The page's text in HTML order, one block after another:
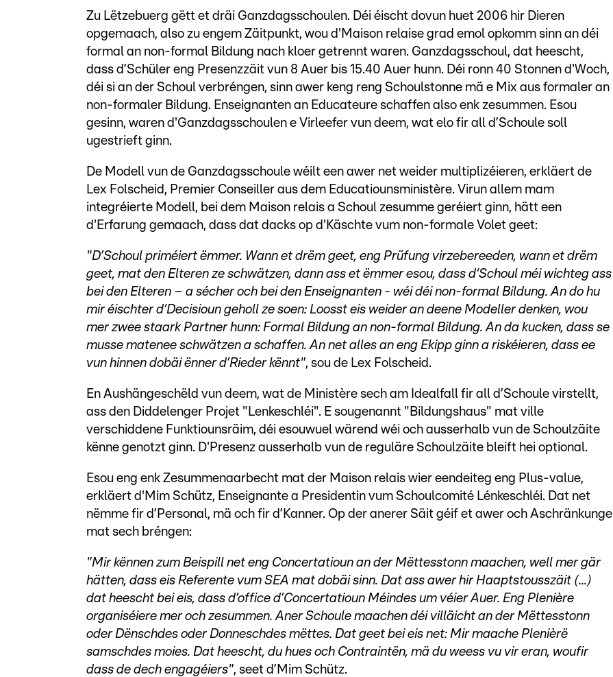
Zu Lëtzebuerg gëtt et dräi Ganzdagsschoulen. Déi éischt dovun huet 2006 hir Dieren
opgemaach, also zu engem Zäitpunkt, wou d'Maison relaise grad emol opkomm sinn an déi
formal an non-formal Bildung nach kloer getrennt waren. Ganzdagsschoul, dat heescht,
dass d’Schüler eng Presenzzäit vun 8 Auer bis 15.40 Auer hunn. Déi ronn 40 Stonnen d'Woch,
déi si an der Schoul verbréngen, sinn awer keng reng Schoulstonne mä e Mix aus formaler an
non-formaler Bildung. Enseignanten an Educateure schaffen also enk zesummen. Esou
gesinn, waren d'Ganzdagsschoulen e Virleefer vun deem, wat elo fir all d’Schoule soll
ugestrieft ginn.
De Modell vun de Ganzdagsschoule wéilt een awer net weider multiplizéieren, erkläert de
Lex Folscheid, Premier Conseiller aus dem Educatiounsministère. Virun allem mam
integréierte Modell, bei dem Maison relais a Schoul zesumme geréiert ginn, hätt een
d'Erfarung gemaach, dass dat dacks op d'Käschte vum non-formale Volet geet:
"D’Schoul priméiert ëmmer. Wann et drëm geet, eng Prüfung virzebereeden, wann et drëm
geet, mat den Elteren ze schwätzen, dann ass et ëmmer esou, dass d‘Schoul méi wichteg ass
bei den Elteren – a sécher och bei den Enseignanten - wéi déi non-formal Bildung. An do hu
mir éischter d‘Decisioun geholl ze soen: Loosst eis weider an deene Modeller denken, wou
mer zwee staark Partner hunn: Formal Bildung an non-formal Bildung. An da kucken, dass se
musse matenee schwätzen a schaffen. An net alles an eng Ekipp ginn a riskéieren, dass ee
vun hinnen dobäi ënner d’Rieder kënnt", sou de Lex Folscheid.
En Aushängeschëld vun deem, wat de Ministère sech am Idealfall fir all d’Schoule virstellt,
ass den Diddelenger Projet "Lenkeschléi". E sougenannt "Bildungshaus" mat ville
verschiddene Funktiounsräim, déi esouwuel wärend wéi och ausserhalb vun de Schoulzäite
kënne genotzt ginn. D'Presenz ausserhalb vun de reguläre Schoulzäite bleift hei optional.
Esou eng enk Zesummenaarbecht mat der Maison relais wier eendeiteg eng Plus-value,
erkläert d'Mim Schütz, Enseignante a Presidentin vum Schoulcomité Lénkeschléi. Dat net
nëmme fir d’Personal, mä och fir d’Kanner. Op der anerer Säit géif et awer och Aschränkunge
mat sech bréngen:
"Mir kënnen zum Beispill net eng Concertatioun an der Mëttesstonn maachen, well mer gär
hätten, dass eis Referente vum SEA mat dobäi sinn. Dat ass awer hir Haaptstousszäit (...)
dat heescht bei eis, dass d’office d’Concertatioun Méindes um véier Auer. Eng Plenière
organiséiere mer och zesummen. Aner Schoule maachen déi villäicht an der Mëttesstonn
oder Dënschdes oder Donneschdes mëttes. Dat geet bei eis net: Mir maache Plenièrë
samschdes moies. Dat heescht, du hues och Contraintën, mä du weess vu vir eran, woufir
dass de dech engagéiers", seet d’Mim Schütz.